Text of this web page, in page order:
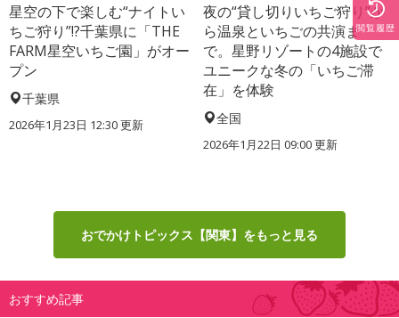
星空の下で楽しむ“ナイトい
ちご狩り”!?千葉県に「THE
FARM星空いちご園」がオー
プン
千葉県
2026年1月23日 12:30 更新
夜の“貸し切りいちご狩り”か
ら温泉といちごの共演ま
で。星野リゾートの4施設で
ユニークな冬の「いちご滞
在」を体験
全国
2026年1月22日 09:00 更新
おでかけトピックス【関東】をもっと見る
おすすめ記事
閲覧履歴